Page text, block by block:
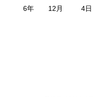
6年
12月 4日